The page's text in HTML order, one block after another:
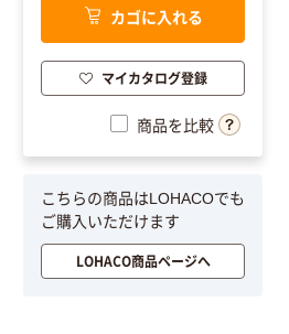
カゴに入れる
マイカタログ登録
商品を比較
こちらの商品はLOHACOでも
ご購入いただけます
LOHACO商品ページへ